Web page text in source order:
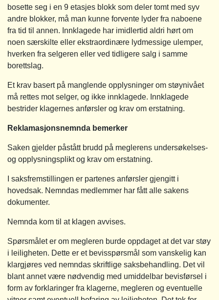
bosette seg i en 9 etasjes blokk som deler tomt med syv
andre blokker, må man kunne forvente lyder fra naboene
fra tid til annen. Innklagede har imidlertid aldri hørt om
noen særskilte eller ekstraordinære lydmessige ulemper,
hverken fra selgeren eller ved tidligere salg i samme
borettslag.
Et krav basert på manglende opplysninger om støynivået
må rettes mot selger, og ikke innklagede. Innklagede
bestrider klagernes anførsler og krav om erstatning.
Reklamasjonsnemnda bemerker
Saken gjelder påstått brudd på meglerens undersøkelses-
og opplysningsplikt og krav om erstatning.
I saksfremstillingen er partenes anførsler gjengitt i
hovedsak. Nemndas medlemmer har fått alle sakens
dokumenter.
Nemnda kom til at klagen avvises.
Spørsmålet er om megleren burde oppdaget at det var støy
i leiligheten. Dette er et bevisspørsmål som vanskelig kan
klargjøres ved nemndas skriftlige saksbehandling. Det vil
blant annet være nødvendig med umiddelbar bevisførsel i
form av forklaringer fra klagerne, megleren og eventuelle